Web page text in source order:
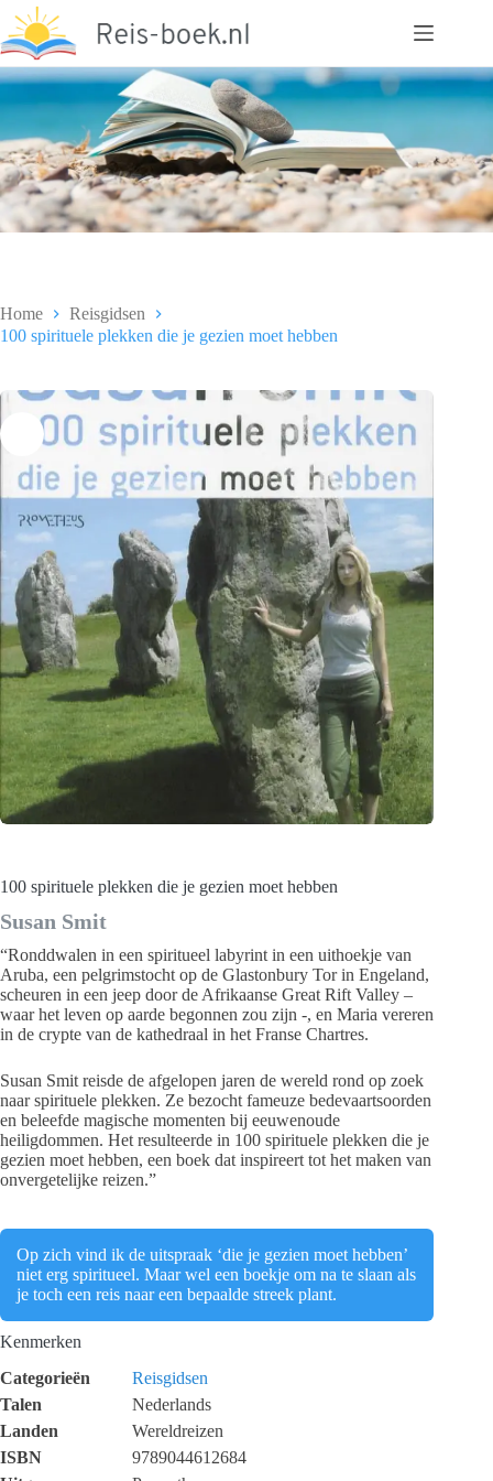
naar
de
inhoud
Home
Reisgidsen
100 spirituele plekken die je gezien moet hebben
100 spirituele plekken die je gezien moet hebben
Susan Smit
“Ronddwalen in een spiritueel labyrint in een uithoekje van
Aruba, een pelgrimstocht op de Glastonbury Tor in Engeland,
scheuren in een jeep door de Afrikaanse Great Rift Valley –
waar het leven op aarde begonnen zou zijn -, en Maria vereren
in de crypte van de kathedraal in het Franse Chartres.
Susan Smit reisde de afgelopen jaren de wereld rond op zoek
naar spirituele plekken. Ze bezocht fameuze bedevaartsoorden
en beleefde magische momenten bij eeuwenoude
heiligdommen. Het resulteerde in 100 spirituele plekken die je
gezien moet hebben, een boek dat inspireert tot het maken van
onvergetelijke reizen.”
Op zich vind ik de uitspraak ‘die je gezien moet hebben’
niet erg spiritueel. Maar wel een boekje om na te slaan als
je toch een reis naar een bepaalde streek plant.
Kenmerken
Categorieën
Reisgidsen
Talen
Nederlands
Landen
Wereldreizen
ISBN
9789044612684